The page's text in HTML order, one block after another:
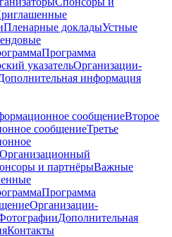
Пленарные докладыУстные
Программа
указательОрганизации-
информация
сообщениеВторое
сообщениеТретье
Организационный
и партнёрыВажные
Программа
Организации-
Дополнительная
Контакты